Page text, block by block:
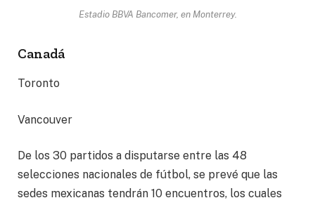
Estadio BBVA Bancomer, en Monterrey.
Canadá
Toronto
Vancouver
De los 30 partidos a disputarse entre las 48
selecciones nacionales de fútbol, se prevé que las
sedes mexicanas tendrán 10 encuentros, los cuales